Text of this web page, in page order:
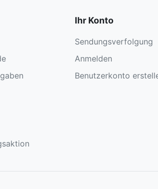
Ihr Konto
Sendungsverfolgung
Anmelden
Benutzerkonto